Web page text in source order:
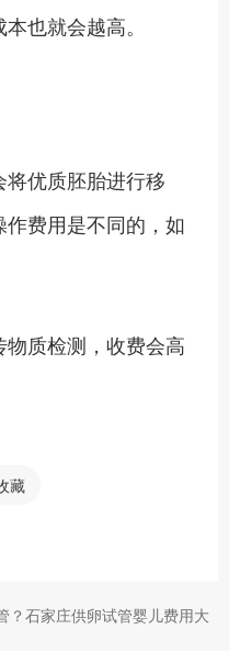
也就会越高。
优质胚胎进行移
费用是不同的，如
质检测，收费会高
藏
？石家庄供卵试管婴儿费用大